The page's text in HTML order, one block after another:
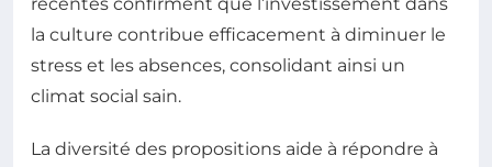
la culture contribue efficacement à diminuer le
stress et les absences, consolidant ainsi un
climat social sain.
La diversité des propositions aide à répondre à